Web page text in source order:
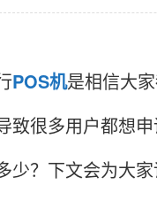
POS机是相信大
致很多用户都想
少？下文会为大家